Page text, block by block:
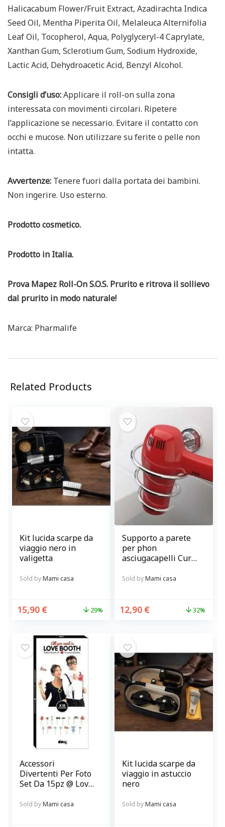
Halicacabum Flower/Fruit Extract, Azadirachta Indica
Seed Oil, Mentha Piperita Oil, Melaleuca Alternifolia
Leaf Oil, Tocopherol, Aqua, Polyglyceryl-4 Caprylate,
Xanthan Gum, Sclerotium Gum, Sodium Hydroxide,
Lactic Acid, Dehydroacetic Acid, Benzyl Alcohol.
Consigli d’uso:Applicare il roll-on sulla zona
interessata con movimenti circolari. Ripetere
l’applicazione se necessario. Evitare il contatto con
occhi e mucose. Non utilizzare su ferite o pelle non
intatta.
Avvertenze: Tenere fuori dalla portata dei bambini.
Non ingerire. Uso esterno.
Prodotto cosmetico.
Prodotto in Italia.
Prova Mapez Roll-On S.O.S. Prurito e ritrova il sollievo
dal prurito in modo naturale!
Marca: Pharmalife
Related Products
Kit lucida scarpe da
viaggio nero in
valigetta
Sold byMami casa
15,90 € 29%
Supporto a parete
per phon
asciugacapelli Curl
Sold byMami casa
12,90 € 32%
Accessori
Divertenti Per Foto
Set Da 15pz @ Love
Sold byMami casa
Kit lucida scarpe da
viaggio in astuccio
nero
Sold byMami casa